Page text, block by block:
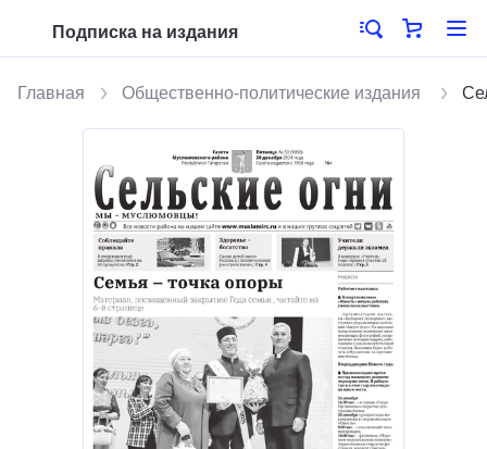
Подписка на издания
Главная Общественно-политические издания